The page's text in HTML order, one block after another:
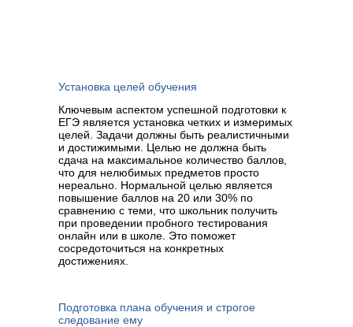
Ключевым аспектом успешной подготовки к
ЕГЭ является установка четких и измеримых
целей. Задачи должны быть реалистичными
и достижимыми. Целью не должна быть
сдача на максимальное количество баллов,
что для нелюбимых предметов просто
нереально. Нормальной целью является
повышение баллов на 20 или 30% по
сравнению с теми, что школьник получить
при проведении пробного тестирования
онлайн или в школе. Это поможет
сосредоточиться на конкретных
достижениях.
Установка целей обучения
Подготовка плана обучения и строгое
следование ему